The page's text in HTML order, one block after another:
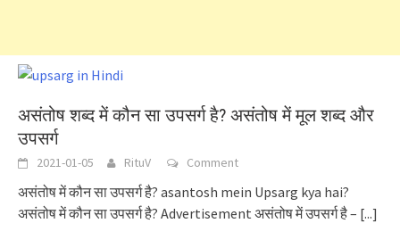
असंतोष शब्द में कौन सा उपसर्ग है? असंतोष में मूल शब्द और
उपसर्ग
2021-01-05 RituV Comment
असंतोष में कौन सा उपसर्ग है? asantosh mein Upsarg kya hai?
असंतोष में कौन सा उपसर्ग है? Advertisement असंतोष में उपसर्ग है – [...]